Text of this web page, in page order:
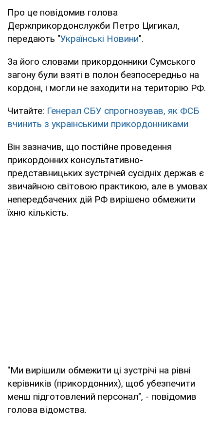
Про це повідомив голова
Держприкордонслужби Петро Цигикал,
передають "Українські Новини".
За його словами прикордонники Сумського
загону були взяті в полон безпосередньо на
кордоні, і могли не заходити на територію РФ.
Читайте: Генерал СБУ спрогнозував, як ФСБ
вчинить з українськими прикордонниками
Він зазначив, що постійне проведення
прикордонних консультативно-
представницьких зустрічей сусідніх держав є
звичайною світовою практикою, але в умовах
непередбачених дій РФ вирішено обмежити
їхню кількість.
"Ми вирішили обмежити ці зустрічі на рівні
керівників (прикордонних), щоб убезпечити
менш підготовлений персонал", - повідомив
голова відомства.